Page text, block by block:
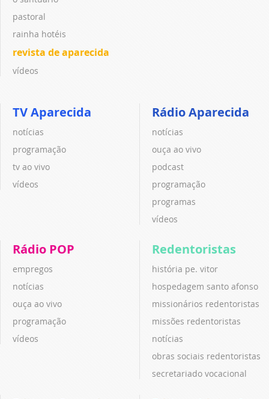
pastoral
rainha hotéis
revista de aparecida
vídeos
TV Aparecida
notícias
programação
tv ao vivo
vídeos
Rádio Aparecida
notícias
ouça ao vivo
podcast
programação
programas
vídeos
Rádio POP
empregos
notícias
ouça ao vivo
programação
vídeos
Redentoristas
história pe. vitor
hospedagem santo afonso
missionários redentoristas
missões redentoristas
notícias
obras sociais redentoristas
secretariado vocacional